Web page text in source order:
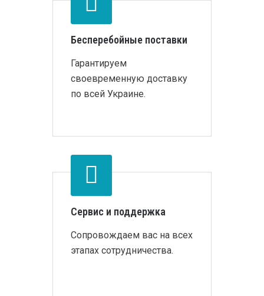
Бесперебойные поставки
Гарантируем
своевременную доставку
по всей Украине.
Сервис и поддержка
Сопровождаем вас на всех
этапах сотрудничества.